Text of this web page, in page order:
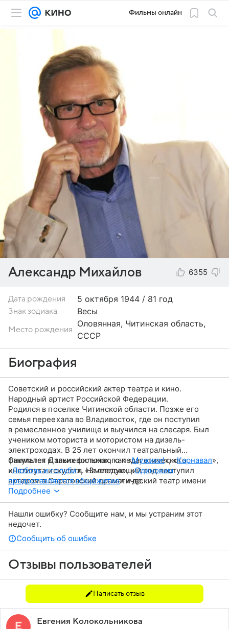
Фильмы онлайн
Александр Михайлов 6355
Дата рождения 5 октября 1944 / 81 год
Знак зодиака Весы
Место рождения
Оловянная, Читинская область,
СССР
Биография
Советский и российский актер театра и кино.
Народный артист Российской Федерации.
Родился в поселке Читинской области. Позже его
семья переехала во Владивосток, где он поступил
в ремесленное училище и выучился на слесаря. Был
учеником моториста и мотористом на дизель-
электроходах. В 25 лет окончил театральный
факультет Дальневосточного педагогического
института искусств. На следующий год поступил
актером в Саратовский драматический театр имени
Карла Маркса. Позже работал в МДТ имени М.Н.
Ермоловой и в Малом театре. С 1973 года играл в кино.
В 1997 году впервые выступил как певец. В 2012 году
стал членом Общественной палаты Центрального
федерального округа.
Снимался в таких фильмах, как «Мужики!», «Карнавал»,
«Любовь и голуби», «Змеелов», «Одиноким
предоставляется общежитие» и др.
Подробнее
Нашли ошибку? Сообщите нам, и мы устраним этот
недочет.
Сообщить об ошибке
Отзывы пользователей
Написать отзыв
Евгения Колокольникова